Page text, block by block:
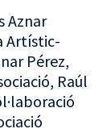
Aznar
Artístic-
Pérez,
Raúl